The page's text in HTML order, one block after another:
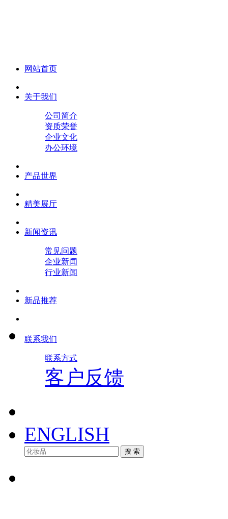
网站首页
关于我们
公司简介
资质荣誉
企业文化
办公环境
产品世界
精美展厅
新闻资讯
常见问题
企业新闻
行业新闻
新品推荐
联系我们
联系方式
客户反馈
ENGLISH